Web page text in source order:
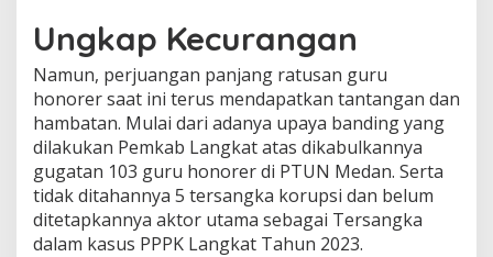
Ungkap Kecurangan
Namun, perjuangan panjang ratusan guru
honorer saat ini terus mendapatkan tantangan dan
hambatan. Mulai dari adanya upaya banding yang
dilakukan Pemkab Langkat atas dikabulkannya
gugatan 103 guru honorer di PTUN Medan. Serta
tidak ditahannya 5 tersangka korupsi dan belum
ditetapkannya aktor utama sebagai Tersangka
dalam kasus PPPK Langkat Tahun 2023.